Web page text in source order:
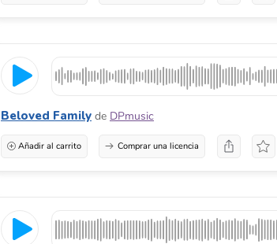
Beloved Family de DPmusic
Añadir al carrito Comprar una licencia